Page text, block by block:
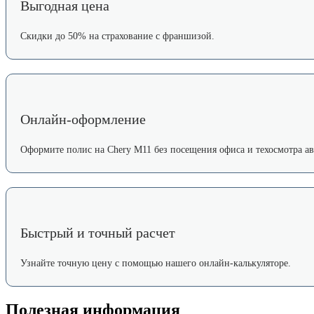
Выгодная цена
Скидки до 50% на страхование с франшизой.
Онлайн-оформление
Оформите полис на Chery M11 без посещения офиса и техосмотра
Быстрый и точный расчет
Узнайте точную цену с помощью нашего онлайн-калькуляторе.
Полезная информация